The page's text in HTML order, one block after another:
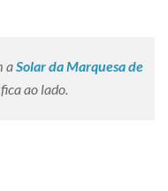
aSolar da Marquesa de
ao lado.